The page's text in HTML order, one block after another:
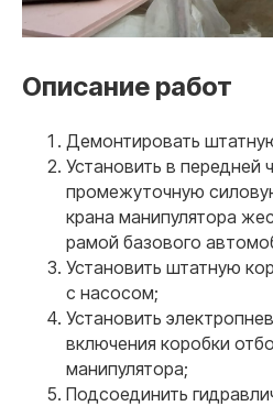
Описание работ
Демонтировать
Установить в передней
промежуточную
крана манипулятора
рамой базового
Установить штатную
с насосом;
Установить
включения коробки
манипулятора;
Подсоединить